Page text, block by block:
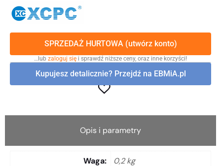
SPRZEDAŻ HURTOWA (utwórz konto)
…lub zaloguj się i sprawdź niższe ceny, oraz inne korzyści!
Kupujesz detalicznie? Przejdź na EBMiA.pl
Opis i parametry
Waga
0,2 kg